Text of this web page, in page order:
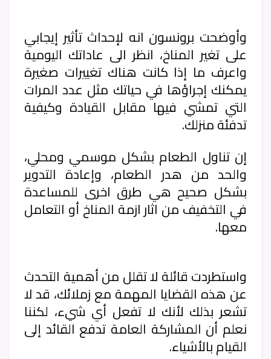
وأوضحت برونسون انه لإحداث تأثير إيجابي
على تغير المناخ، انظر الى عاداتك اليومية
واعرف ما إذا كانت هناك تغييرات صغيرة
يمكنك إجراؤها في حياتك مثل عدد المرات
التي تمشي فيها مقابل القيادة وكيفية
تدفئة منزلك.
إن تناول الطعام بشكل موسمي ومحلي،
والحد من هدر الطعام، وإعادة التدوير
بشكل صحيح هي طرق اخرى للمساعدة
في التخفيف من اثار ازمة المناخ أو التعامل
معها.
واستطردت قائلة لا تقلل من أهمية التحدث
عن هذه القضايا المهمة مع زملائك، قد لا
تشعر بذلك لأنك لا تفعل أي شيء، لكننا
نعلم أن المشاركة العامة تدفع القائد إلى
القيام بالأشياء.